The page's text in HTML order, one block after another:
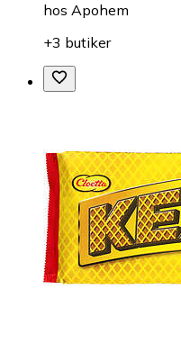
hos Apohem
+3 butiker